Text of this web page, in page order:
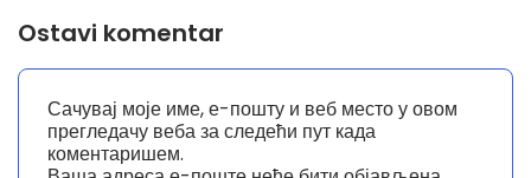
Ostavi komentar
Сачувај моје име, е-пошту и веб место у овом
прегледачу веба за следећи пут када
коментаришем.